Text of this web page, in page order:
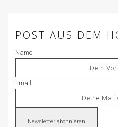
POST AUS DEM
Name
Email
Newsletter abonnieren